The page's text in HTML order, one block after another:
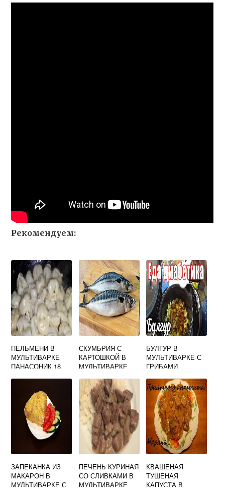
Рекомендуем:
ПЕЛЬМЕНИ В
МУЛЬТИВАРКЕ
ПАНАСОНИК 18
СКУМБРИЯ С
КАРТОШКОЙ В
МУЛЬТИВАРКЕ
БУЛГУР В
МУЛЬТИВАРКЕ С
ГРИБАМИ
ЗАПЕКАНКА ИЗ
МАКАРОН В
МУЛЬТИВАРКЕ С
ПЕЧЕНЬ КУРИНАЯ
СО СЛИВКАМИ В
МУЛЬТИВАРКЕ
КВАШЕНАЯ
ТУШЕНАЯ
КАПУСТА В